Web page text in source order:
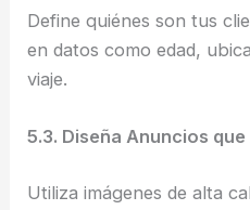
Define quiénes son tus
en datos como edad,
viaje.
5.3. Diseña Anuncios
Utiliza imágenes de alta